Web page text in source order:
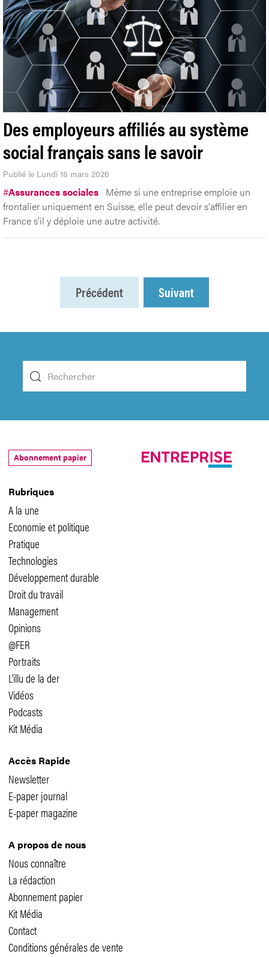
Des employeurs affiliés au système
social français sans le savoir
Publié le Lundi 16 mars 2026
#Assurances sociales Même si une entreprise emploie un
frontalier uniquement en Suisse, elle peut devoir s'affilier en
France s'il y déploie une autre activité.
Précédent Suivant
Rubriques
A la une
Economie et politique
Pratique
Technologies
Développement durable
Droit du travail
Management
Opinions
@FER
Portraits
L'illu de la der
Vidéos
Podcasts
Kit Média
Accès Rapide
Newsletter
E-paper journal
E-paper magazine
A propos de nous
Nous connaître
La rédaction
Abonnement papier
Kit Média
Contact
Conditions générales de vente
Abonnement papier